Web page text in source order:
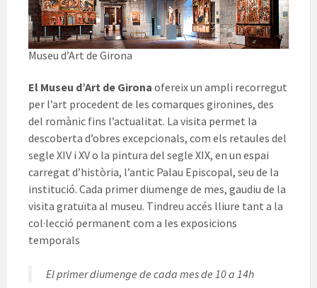
Museu d’Art de Girona
El Museu d’Art de Girona ofereix un ampli recorregut
per l’art procedent de les comarques gironines, des
del romànic fins l’actualitat. La visita permet la
descoberta d’obres excepcionals, com els retaules del
segle XIV i XV o la pintura del segle XIX, en un espai
carregat d’història, l’antic Palau Episcopal, seu de la
institució. Cada primer diumenge de mes, gaudiu de la
visita gratuïta al museu. Tindreu accés lliure tant a la
col·lecció permanent com a les exposicions
temporals
El primer diumenge de cada mes de 10 a 14h